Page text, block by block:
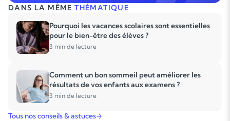
DANS LA MÊMETHÉMATIQUE
Pourquoi les vacances scolaires sont essentielles
pour le bien-être des élèves ?
3 min de lecture
Comment un bon sommeil peut améliorer les
résultats de vos enfants aux examens ?
3 min de lecture
Tous nos conseils & astuces